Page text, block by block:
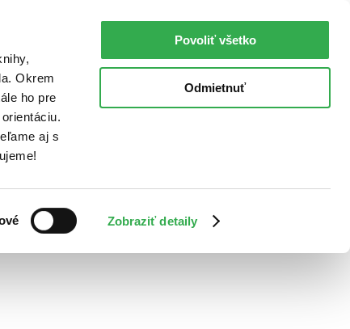
Okrem
ho pre
aj s
Zobraziť detaily
Povoliť všetko
Odmietnuť